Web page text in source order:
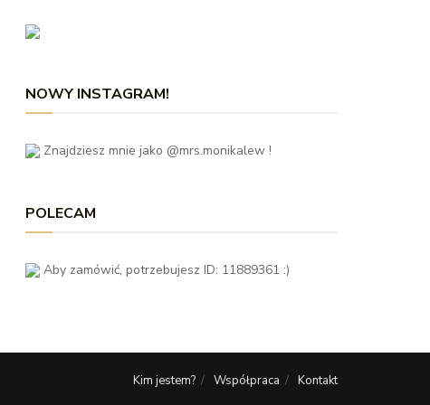
NOWY INSTAGRAM!
Znajdziesz mnie jako @mrs.monikalew !
POLECAM
Aby zamówić, potrzebujesz ID: 11889361 :)
Kim jestem? Współpraca Kontakt